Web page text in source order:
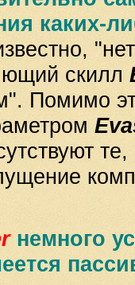
каких-
скилл
Помимо
немного